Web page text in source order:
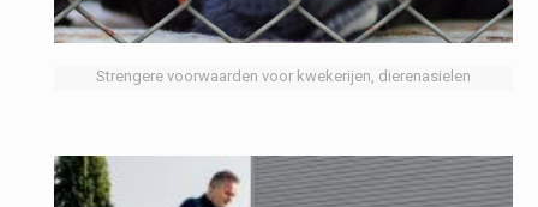
Strengere voorwaarden voor kwekerijen, dierenasielen